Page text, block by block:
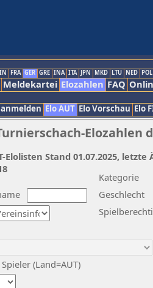
FRA GER GRE INA ITA JPN MKD LTU NED POL
Meldekartei Elozahlen FAQ
Elo AUT Elo Vorschau Elo
Elozahlen
Kategorie
Geschlecht
(Land=AUT)
Elolisten Stand 01.07.2025,